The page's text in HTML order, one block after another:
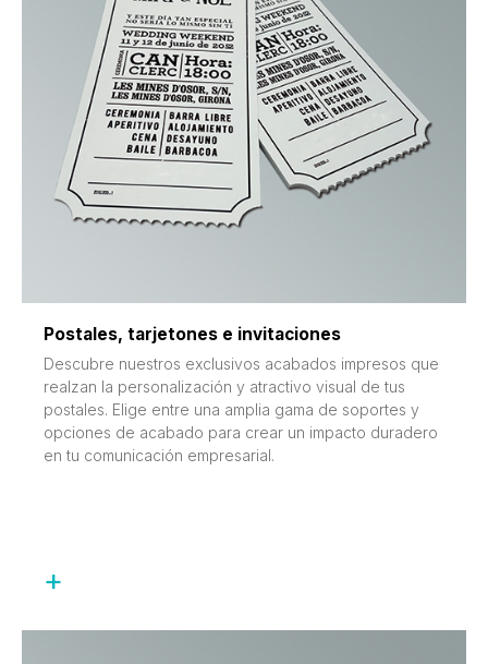
Postales, tarjetones e invitaciones
Descubre nuestros exclusivos acabados impresos que
realzan la personalización y atractivo visual de tus
postales. Elige entre una amplia gama de soportes y
opciones de acabado para crear un impacto duradero
en tu comunicación empresarial.
+